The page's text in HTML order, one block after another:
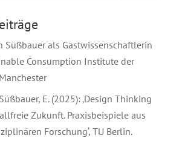
Süßbauer als Gastwissenschaftlerin
Consumption Institute der
E. (2025): ‚Design Thinking
Zukunft. Praxisbeispiele aus
Forschung‘, TU Berlin.